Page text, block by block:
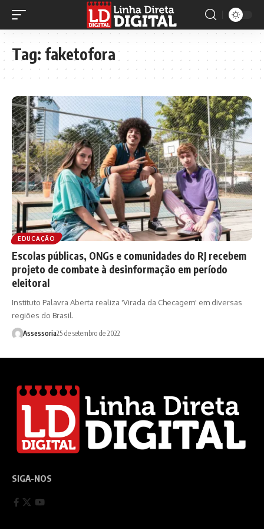
Tag: faketofora
EDUCAÇÃO
Escolas públicas, ONGs e comunidades do RJ recebem
projeto de combate à desinformação em período
eleitoral
Instituto Palavra Aberta realiza 'Virada da Checagem' em diversas
regiões do Brasil.
Assessoria25 de setembro de 2022
SIGA-NOS